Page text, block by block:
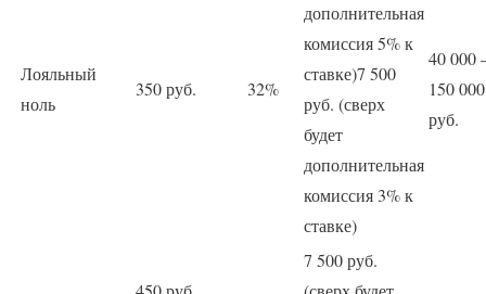
Лояльный
ноль
350 руб. 32%
дополнительная
комиссия 5% к
ставке)7 500
руб. (сверх
будет
дополнительная
комиссия 3% к
ставке)
40 000
150 000
руб.
7 500 руб.